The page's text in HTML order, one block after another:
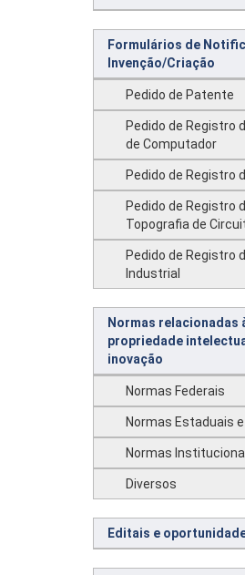
Formulários de
Invenção/Criação
Pedido de Patente
Pedido de Registro
de Computador
Pedido de Registro
Pedido de Registro
Topografia de
Pedido de Registro
Industrial
Normas relacionadas
propriedade
inovação
Normas Federais
Normas Estaduais
Normas
Diversos
Editais e